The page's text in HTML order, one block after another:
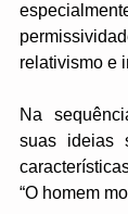
relativismo e
Na
suas ideias
“O homem